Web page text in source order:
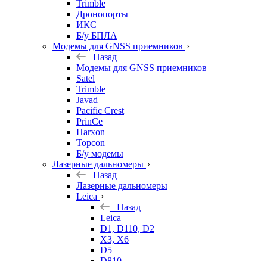
Trimble
Дронопорты
ИКС
Б/у БПЛА
Модемы для GNSS приемников
Назад
Модемы для GNSS приемников
Satel
Trimble
Javad
Pacific Crest
PrinCe
Harxon
Topcon
Б/у модемы
Лазерные дальномеры
Назад
Лазерные дальномеры
Leica
Назад
Leica
D1, D110, D2
X3, X6
D5